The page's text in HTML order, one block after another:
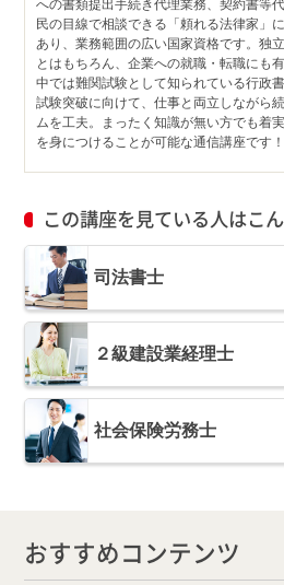
への書類提出手続き代理業務、契約書等
民の目線で相談できる「頼れる法律家」
あり、業務範囲の広い国家資格です。独
とはもちろん、企業への就職・転職にも
中では難関試験として知られている行政
試験突破に向けて、仕事と両立しながら
ムを工夫。まったく知識が無い方でも着
を身につけることが可能な通信講座です！
この講座を見ている人はこ
司法書士
２級建設業経理士
社会保険労務士
おすすめコンテンツ